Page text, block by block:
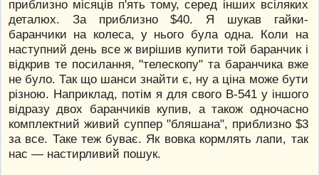
приблизно місяців п'ять тому, серед інших всіляких
деталюх. За приблизно $40. Я шукав гайки-
баранчики на колеса, у нього була одна. Коли на
наступний день все ж вирішив купити той баранчик і
відкрив те посилання, "телескопу" та баранчика вже
не було. Так що шанси знайти є, ну а ціна може бути
різною. Наприклад, потім я для свого В-541 у іншого
відразу двох баранчиків купив, а також одночасно
комплектний живий суппер "бляшана", приблизно $3
за все. Таке теж буває. Як вовка кормлять лапи, так
нас — настирливий пошук.